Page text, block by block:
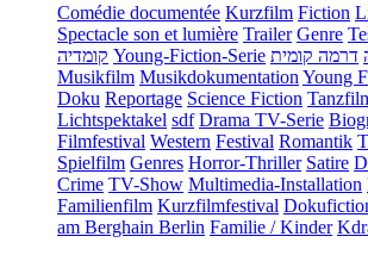
Comédie documentée Kurzfilm Fiction
Spectacle son et lumière Trailer Genre
קומדיה Young-Fiction-Serie דרמה קומית
Musikfilm Musikdokumentation Young
Doku Reportage Science Fiction
Lichtspektakel sdf Drama TV-Serie
Filmfestival Western Festival Romantik
Spielfilm Genres Horror-Thriller Satire
Crime TV-Show Multimedia-Installation
Familienfilm Kurzfilmfestival
am Berghain Berlin Familie / Kinder